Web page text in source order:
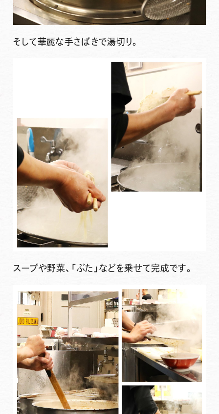
そして華麗な手さばきで湯切り。
スープや野菜、「ぶた」などを乗せて完成です。